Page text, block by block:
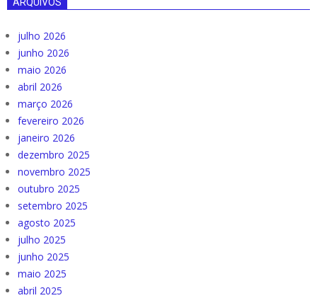
julho 2026
junho 2026
maio 2026
abril 2026
março 2026
fevereiro 2026
janeiro 2026
dezembro 2025
novembro 2025
outubro 2025
setembro 2025
agosto 2025
julho 2025
junho 2025
maio 2025
abril 2025